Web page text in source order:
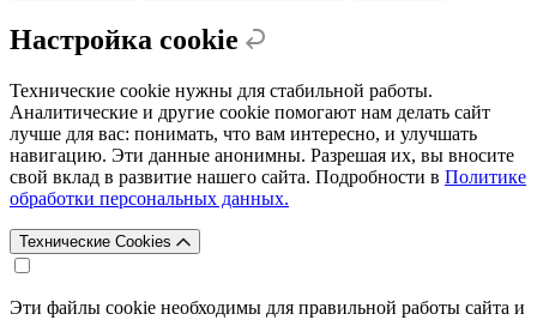
Настройка cookie
Технические cookie нужны для стабильной работы.
Аналитические и другие cookie помогают нам делать сайт
лучше для вас: понимать, что вам интересно, и улучшать
навигацию. Эти данные анонимны. Разрешая их, вы вносите
свой вклад в развитие нашего сайта. Подробности в Политике
обработки персональных данных.
Технические Cookies
Эти файлы cookie необходимы для правильной работы сайта и